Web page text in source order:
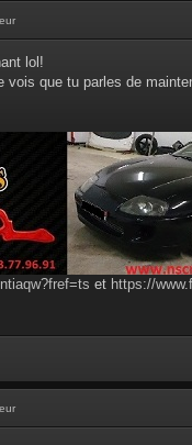
lol!
vois que tu parles de
et https://